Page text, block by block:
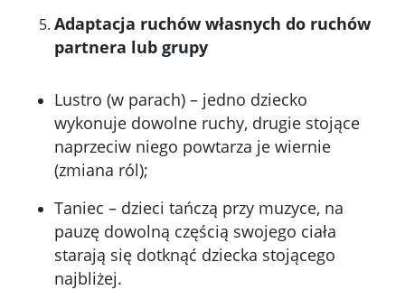
Adaptacja ruchów własnych do ruchów
partnera lub grupy
Lustro (w parach) – jedno dziecko
wykonuje dowolne ruchy, drugie stojące
naprzeciw niego powtarza je wiernie
(zmiana ról);
Taniec – dzieci tańczą przy muzyce, na
pauzę dowolną częścią swojego ciała
starają się dotknąć dziecka stojącego
najbliżej.